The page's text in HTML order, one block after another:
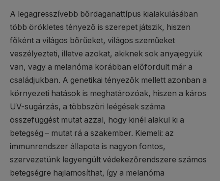
A legagresszívebb bőrdaganattípus kialakulásában
több örökletes tényező is szerepet játszik, hiszen
főként a világos bőrűeket, világos szeműeket
veszélyezteti, illetve azokat, akiknek sok anyajegyük
van, vagy a melanóma korábban előfordult már a
családjukban. A genetikai tényezők mellett azonban a
környezeti hatások is meghatározóak, hiszen a káros
UV-sugárzás, a többszöri leégések száma
összefüggést mutat azzal, hogy kinél alakul ki a
betegség – mutat rá a szakember. Kiemeli: az
immunrendszer állapota is nagyon fontos,
szervezetünk legyengült védekezőrendszere számos
betegségre hajlamosíthat, így a melanóma